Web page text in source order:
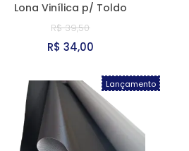
Lona Vinílica p/ Toldo
R$ 39,50
R$ 34,00
Lançamento